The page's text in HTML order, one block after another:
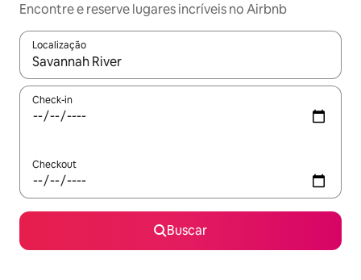
Encontre e reserve lugares incríveis no Airbnb
Localização
Quando os resultados estiverem disponíveis, explore-os
Check-in
Checkout
Buscar